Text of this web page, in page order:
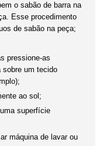
o sabão de barra na
Esse procedimento
de sabão na peça;
pressione-as
sobre um tecido
ao sol;
superfície
máquina de lavar ou